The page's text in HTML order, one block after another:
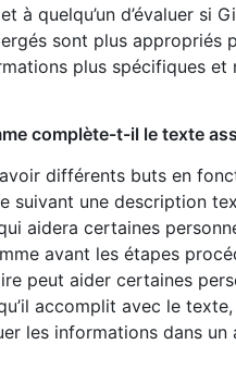
à quelqu’un d’évaluer si
sont plus appropriés
plus spécifiques et
complète-t-il le texte
différents buts en
suivant une description
aidera certaines
avant les étapes
peut aider certaines
accomplit avec le
les informations dans un